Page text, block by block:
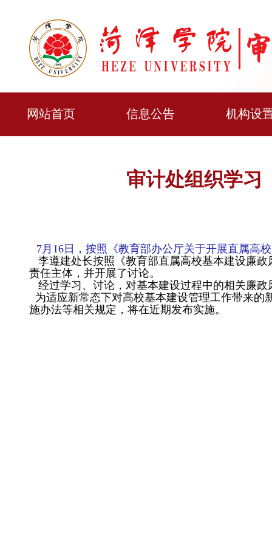
网站首页 信息公告 机构设
审计处组织学习
7月16日，按照《教育部办公厅关于开展直属高
李遵建处长按照《教育部直属高校基本建设廉
责任主体，并开展了讨论。
经过学习、讨论，对基本建设过程中的相关廉
为适应新常态下对高校基本建设管理工作带来的
施办法等相关规定，将在近期发布实施。